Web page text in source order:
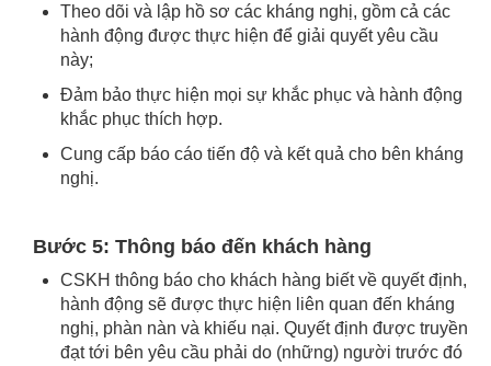
Theo dõi và lập hồ sơ các kháng nghị, gồm cả các
hành động được thực hiện để giải quyết yêu cầu
này;
Đảm bảo thực hiện mọi sự khắc phục và hành động
khắc phục thích hợp.
Cung cấp báo cáo tiến độ và kết quả cho bên kháng
nghị.
Bước 5: Thông báo đến khách hàng
CSKH thông báo cho khách hàng biết về quyết định,
hành động sẽ được thực hiện liên quan đến kháng
nghị, phàn nàn và khiếu nại. Quyết định được truyền
đạt tới bên yêu cầu phải do (những) người trước đó